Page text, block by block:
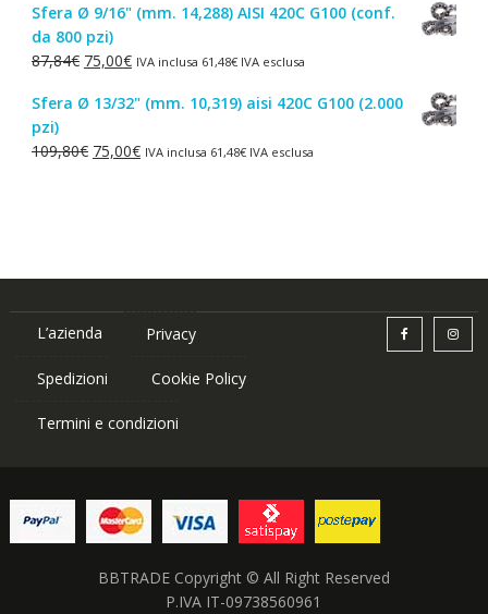
originale
era:
1,50€.
attuale
è:
1,00€.
Sfera Ø 9/16" (mm. 14,288) AISI 420C G100 (conf.
da 800 pzi)
87,84€ Il
originale
87,84€.
75,00€Il
attuale
75,00€.
IVA inclusa 61,48€IVA esclusa
Sfera Ø 13/32" (mm. 10,319) aisi 420C G100 (2.000
pzi)
109,80€ Il
75,00€IlIVA inclusa 61,48€IVA esclusa
L’azienda Privacy
Spedizioni Cookie Policy
Termini e condizioni
BBTRADE Copyright © All Right Reserved
P.IVA IT-09738560961